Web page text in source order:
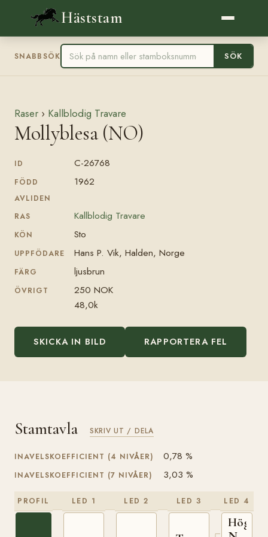
Häststam
SNABBSÖK SÖK
Raser › Kallblodig Travare
Mollyblesa (NO)
ID C-26768
FÖDD 1962
AVLIDEN
RAS
Kallblodig Travare
KÖN Sto
UPPFÖDARE Hans P. Vik, Halden, Norge
FÄRG ljusbrun
ÖVRIGT
250 NOK
48,0k
SKICKA IN BILD RAPPORTERA FEL
Stamtavla SKRIV UT / DELA
INAVELSKOEFFICIENT (4 NIVÅER) 0,78 %
INAVELSKOEFFICIENT (7 NIVÅER) 3,03 %
PROFIL LED 1 LED 2 LED 3 LED 4
Högnar